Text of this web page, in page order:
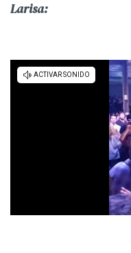
Larisa: